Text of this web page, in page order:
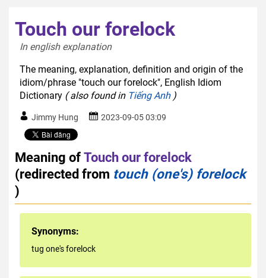
Touch our forelock
In english explanation
The meaning, explanation, definition and origin of the
idiom/phrase "touch our forelock", English Idiom
Dictionary ( also found in Tiếng Anh)
Jimmy Hung 2023-09-05 03:09
Meaning ofTouch our forelock
(redirected from touch (one's) forelock
)
Synonyms:
tug one's forelock